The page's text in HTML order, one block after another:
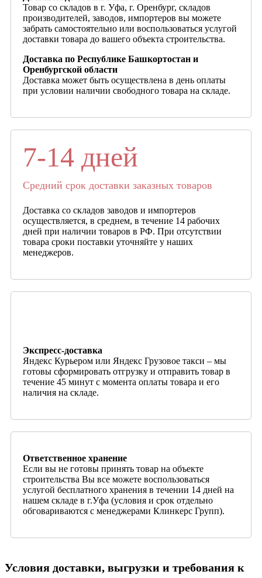
Товар со складов в г. Уфа, г. Оренбург, складов
производителей, заводов, импортеров вы можете
забрать самостоятельно или воспользоваться услугой
доставки товара до вашего объекта строительства.
Доставка по Республике Башкортостан и
Оренбургской области
Доставка может быть осуществлена в день оплаты
при условии наличии свободного товара на складе.
7-14 дней
Средний срок доставки заказных товаров
Доставка со складов заводов и импортеров
осуществляется, в среднем, в течение 14 рабочих
дней при наличии товаров в РФ. При отсутствии
товара сроки поставки уточняйте у наших
менеджеров.
Экспресс-доставка
Яндекс Курьером или Яндекс Грузовое такси – мы
готовы сформировать отгрузку и отправить товар в
течение 45 минут с момента оплаты товара и его
наличия на складе.
Ответственное хранение
Если вы не готовы принять товар на объекте
строительства Вы все можете воспользоваться
услугой бесплатного хранения в течении 14 дней на
нашем складе в г.Уфа (условия и срок отдельно
обговариваются с менеджерами Клинкерс Групп).
Условия доставки, выгрузки и требования к